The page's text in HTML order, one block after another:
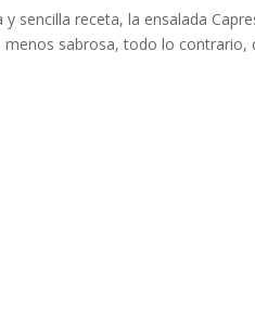
sencilla receta, la ensalada
sabrosa, todo lo contrario,